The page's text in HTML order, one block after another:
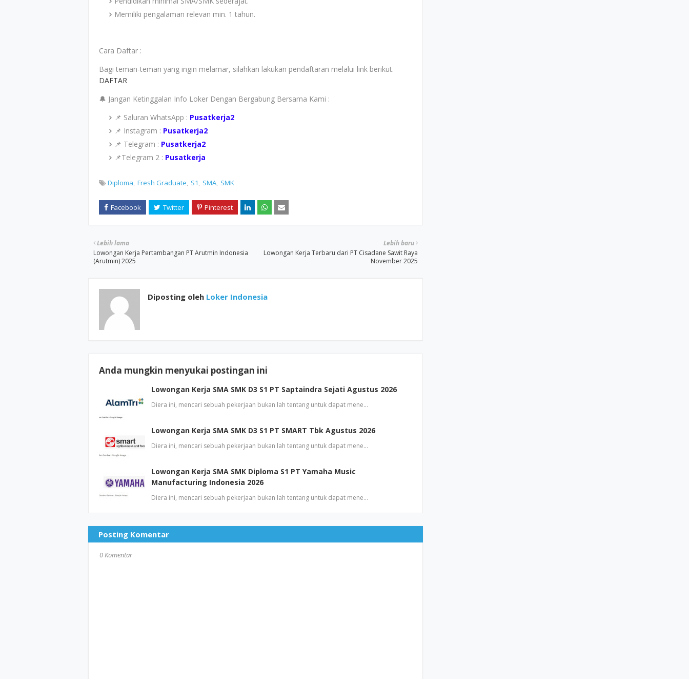
Memiliki pengalaman relevan min. 1 tahun.
Cara Daftar :
Bagi teman-teman yang ingin melamar, silahkan lakukan pendaftaran melalui link berikut.
DAFTAR
🔔 Jangan Ketinggalan Info Loker Dengan Bergabung Bersama Kami :
📌 Saluran WhatsApp : Pusatkerja2
📌 Instagram : Pusatkerja2
📌 Telegram : Pusatkerja2
📌Telegram 2 : Pusatkerja
Diploma Fresh Graduate S1 SMA SMK
Lebih baru
Lowongan Kerja Terbaru dari PT Cisadane Sawit Raya
November 2025
Lebih lama
Lowongan Kerja Pertambangan PT Arutmin Indonesia
(Arutmin) 2025
Diposting oleh Loker Indonesia
Anda mungkin menyukai postingan ini
Lowongan Kerja SMA SMK D3 S1 PT Saptaindra Sejati Agustus 2026
Diera ini, mencari sebuah pekerjaan bukan lah tentang untuk dapat mene…
Lowongan Kerja SMA SMK D3 S1 PT SMART Tbk Agustus 2026
Diera ini, mencari sebuah pekerjaan bukan lah tentang untuk dapat mene…
Lowongan Kerja SMA SMK Diploma S1 PT Yamaha Music
Manufacturing Indonesia 2026
Diera ini, mencari sebuah pekerjaan bukan lah tentang untuk dapat mene…
Posting Komentar
0 Komentar